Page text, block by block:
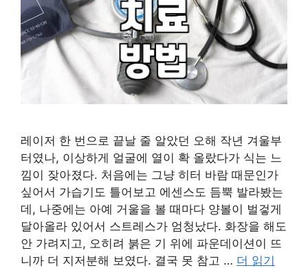
레이저 한 번으로 끝날 줄 알았던 오해 작년 겨울부
터였나, 이상하게 얼굴에 열이 확 올랐다가 식는 느
낌이 잦아졌다. 처음에는 그냥 히터 바람 때문인가
싶어서 가습기도 틀어보고 에센스도 듬뿍 발라봤는
데, 나중에는 아예 거울을 볼 때마다 양볼이 벌겋게
달아올라 있어서 스트레스가 엄청났다. 화장을 해도
안 가려지고, 오히려 붉은 기 위에 파운데이션이 뜨
니까 더 지저분해 보였다. 결국 못 참고 … 더 읽기